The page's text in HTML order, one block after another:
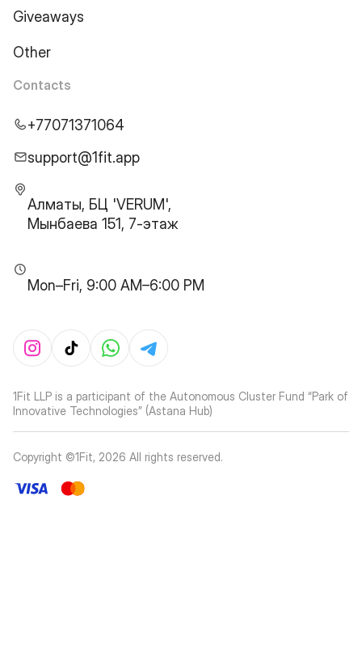
Giveaways
Other
Contacts
+77071371064
support@1fit.app
Алматы, БЦ 'VERUM',
Мынбаева 151, 7-этаж
Mon–Fri, 9:00 AM–6:00 PM
1Fit LLP is a participant of the Autonomous Cluster Fund “Park of
Innovative Technologies” (Astana Hub)
Copyright ©1Fit, 2026 All rights reserved.